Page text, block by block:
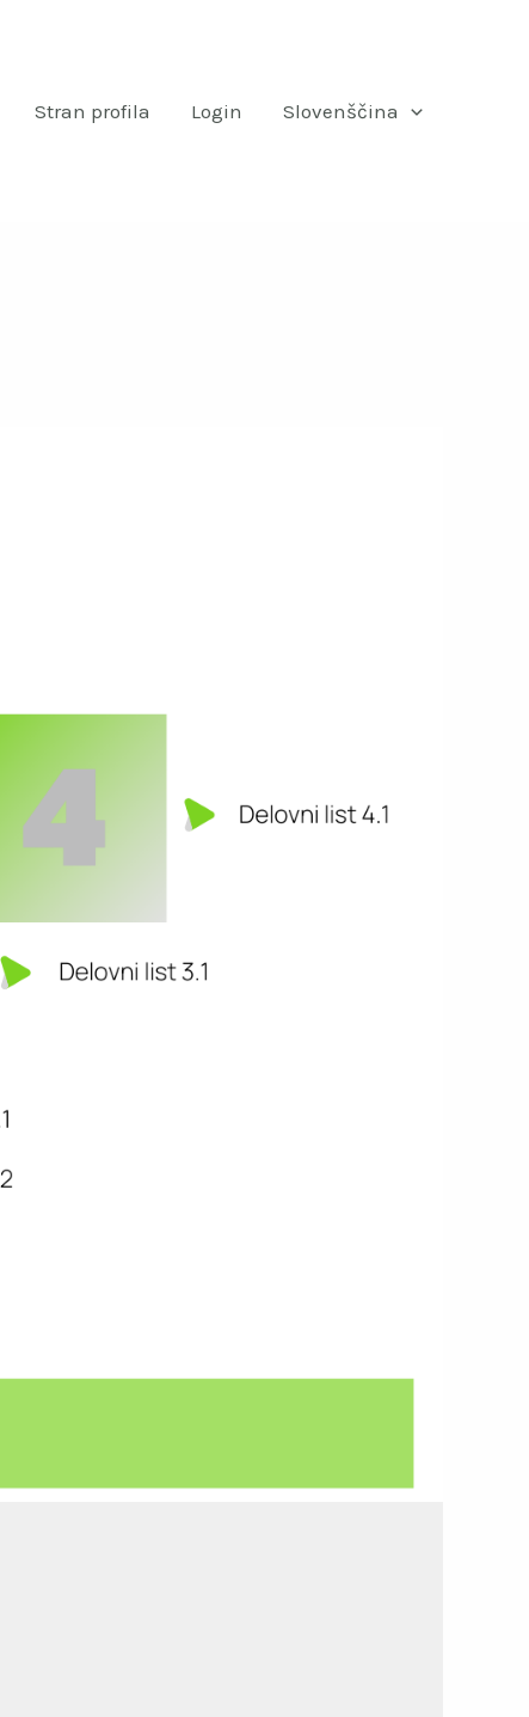
Stran profila Login Slovenščina